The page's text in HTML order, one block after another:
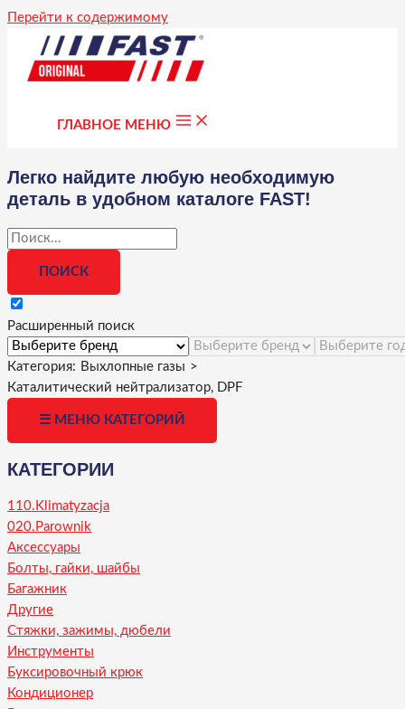
Перейти к содержимому
ГЛАВНОЕ МЕНЮ
Легко найдите любую необходимую
деталь в удобном каталоге FAST!
Расширенный поиск
Категория: Выхлопные газы >
Каталитический нейтрализатор, DPF
☰ МЕНЮ КАТЕГОРИЙ
КАТЕГОРИИ
110.Klimatyzacja
020.Parownik
Аксессуары
Болты, гайки, шайбы
Багажник
Другие
Стяжки, зажимы, дюбели
Инструменты
Буксировочный крюк
Кондиционер